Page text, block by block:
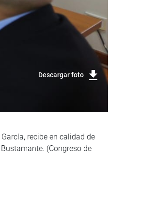
Descargar foto
recibe en calidad de
(Congreso de